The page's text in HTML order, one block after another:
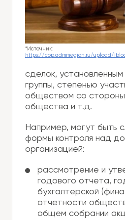
*Источник:
https://cop.admmegion.ru/upload/
сделок, установленным
группы, степенью
обществом со стороны
общества и т.д.
Например, могут быть
формы контроля над
организацией:
рассмотрение и
годового отчета,
бухгалтерской
отчетности
общем собрании